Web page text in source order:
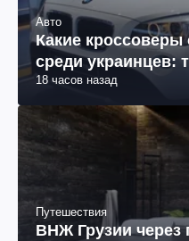
Авто
Какие
среди украинцев:
18 часов назад
Путешествия
ВНЖ Грузии через